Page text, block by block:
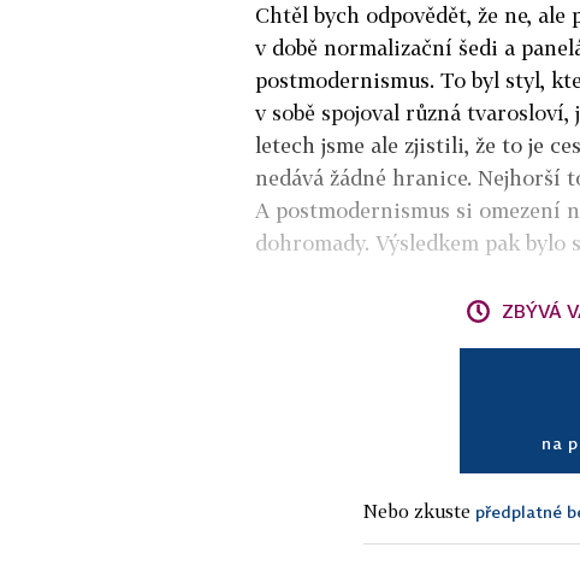
Chtěl bych odpovědět, že ne, ale
v době normalizační šedi a
postmodernismus. To byl styl,
v sobě spojoval různá
letech jsme ale zjistili, že to je
nedává žádné hranice. Nejhorší
A postmodernismus si omezení
dohromady. Výsledkem pak bylo
ZBÝVÁ
na
Nebo zkuste předplatné